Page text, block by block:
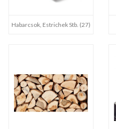
Habarcsok, Estrichek Stb. (27)